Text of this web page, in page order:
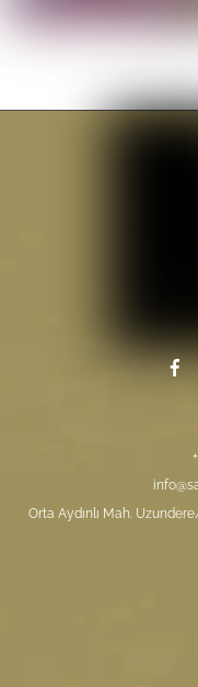
Orta Aydınlı Mah.